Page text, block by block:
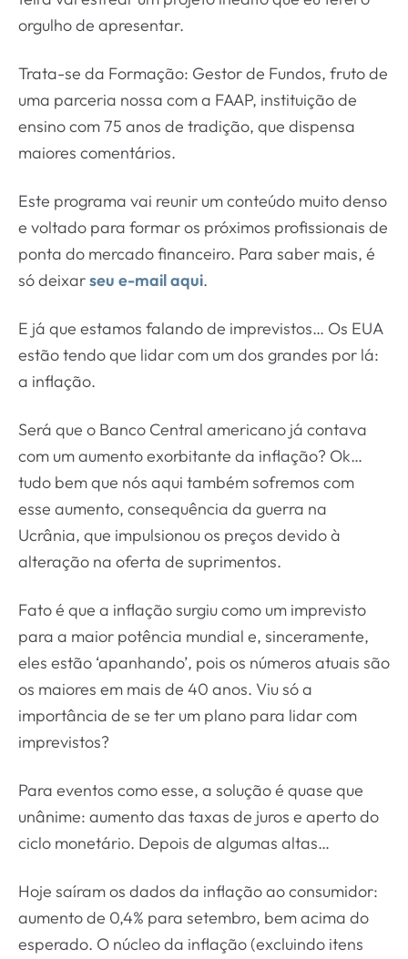
orgulho de apresentar.
Trata-se da Formação: Gestor de Fundos, fruto de
uma parceria nossa com a FAAP, instituição de
ensino com 75 anos de tradição, que dispensa
maiores comentários.
Este programa vai reunir um conteúdo muito denso
e voltado para formar os próximos profissionais de
ponta do mercado financeiro. Para saber mais, é
só deixarseu e-mail aqui.
E já que estamos falando de imprevistos… Os EUA
estão tendo que lidar com um dos grandes por lá:
a inflação.
Será que o Banco Central americano já contava
com um aumento exorbitante da inflação? Ok…
tudo bem que nós aqui também sofremos com
esse aumento, consequência da guerra na
Ucrânia, que impulsionou os preços devido à
alteração na oferta de suprimentos.
Fato é que a inflação surgiu como um imprevisto
para a maior potência mundial e, sinceramente,
eles estão ‘apanhando’, pois os números atuais são
os maiores em mais de 40 anos. Viu só a
importância de se ter um plano para lidar com
imprevistos?
Para eventos como esse, a solução é quase que
unânime: aumento das taxas de juros e aperto do
ciclo monetário. Depois de algumas altas…
Hoje saíram os dados da inflação ao consumidor:
aumento de 0,4% para setembro, bem acima do
esperado. O núcleo da inflação (excluindo itens